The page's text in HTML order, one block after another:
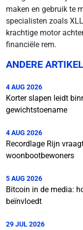
maken en gebruik te
specialisten zoals
krachtige motor
financiële rem.
ANDERE
4 AUG 2026
Korter slapen leidt
gewichtstoename
4 AUG 2026
Recordlage Rijn
woonbootbewoners
5 AUG 2026
Bitcoin in de media:
beïnvloedt
29 JUL 2026